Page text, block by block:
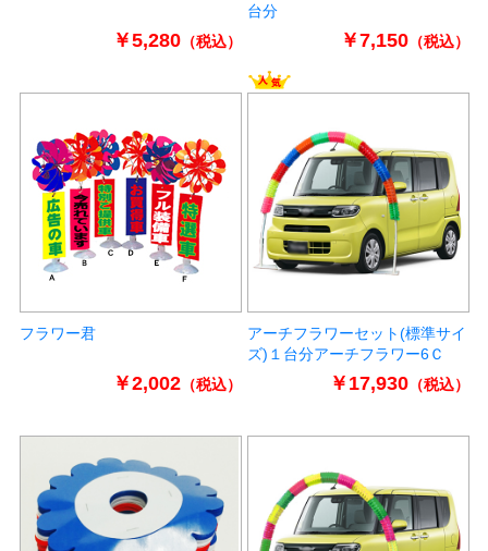
￥5,280（税込）
台分
￥7,150（税込）
フラワー君
￥2,002（税込）
アーチフラワーセット(標準サイ
ズ)１台分アーチフラワー6Ｃ
￥17,930（税込）